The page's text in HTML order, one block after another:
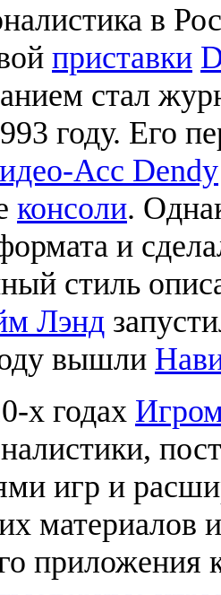
в
приставки
стал
году. Его
Асс Dendy
консоли.
и
стиль
Лэнд
вышли
х годах
игр и
материалов